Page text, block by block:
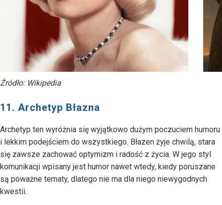
Źródło: Wikipedia
11. Archetyp Błazna
Archetyp ten wyróżnia się wyjątkowo dużym poczuciem humoru
i lekkim podejściem do wszystkiego. Błazen żyje chwilą, stara
się zawsze zachować optymizm i radość z życia. W jego styl
komunikacji wpisany jest humor nawet wtedy, kiedy poruszane
są poważne tematy, dlatego nie ma dla niego niewygodnych
kwestii.